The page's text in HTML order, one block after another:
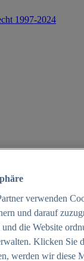
1997-2024
verwenden
und darauf
die Website
Klicken Sie
werden wir diese